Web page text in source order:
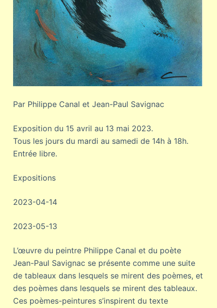
Par Philippe Canal et Jean-Paul Savignac
Exposition du 15 avril au 13 mai 2023.
Tous les jours du mardi au samedi de 14h à 18h.
Entrée libre.
Expositions
2023-04-14
2023-05-13
L’œuvre du peintre Philippe Canal et du poète
Jean-Paul Savignac se présente comme une suite
de tableaux dans lesquels se mirent des poèmes, et
des poèmes dans lesquels se mirent des tableaux.
Ces poèmes-peintures s’inspirent du texte